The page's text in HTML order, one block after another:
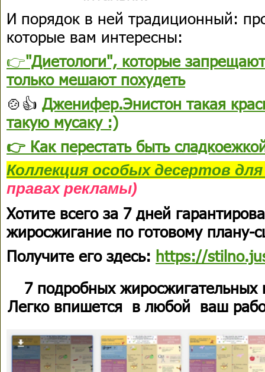
И порядок в ней традиционный:
которые вам интересны:
👉"Диетологи", которые
только мешают похудеть
🍲👍 Дженифер.Энистон такая
такую мусаку :)
👉 Как перестать быть
Коллекция особых десертов
правах рекламы)
Хотите всего за 7 дней
жиросжигание по готовому плану-
Получите его здесь: https://
7 подробных
Легко впишется в любой ваш